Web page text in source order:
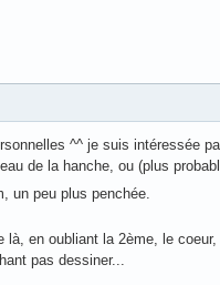
^^ je suis intéressée
de la hanche, ou (plus
un peu plus penchée.
là, en oubliant la 2ème, le
pas dessiner...